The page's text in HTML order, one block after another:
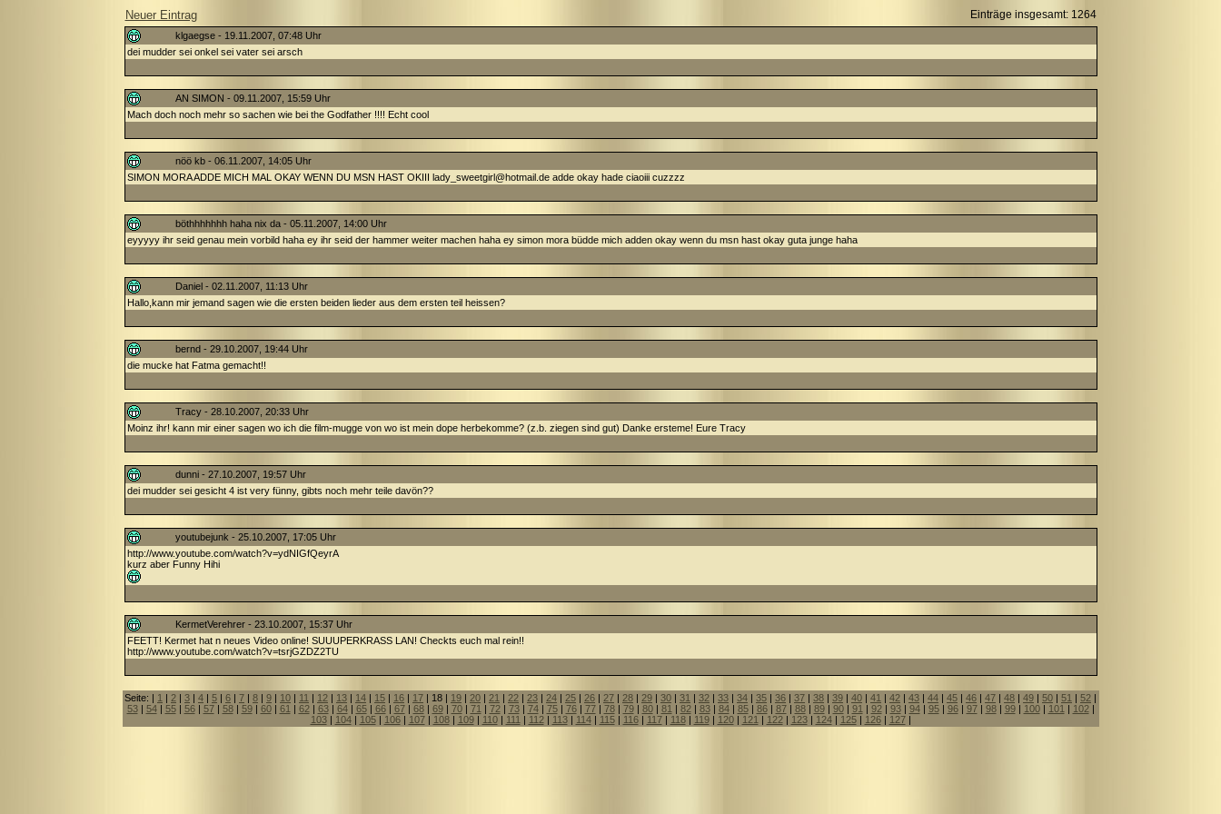
Neuer Eintrag Einträge insgesamt: 1264
klgaegse - 19.11.2007, 07:48 Uhr
dei mudder sei onkel sei vater sei arsch
AN SIMON - 09.11.2007, 15:59 Uhr
Mach doch noch mehr so sachen wie bei the Godfather !!!! Echt cool
nöö kb - 06.11.2007, 14:05 Uhr
SIMON MORA ADDE MICH MAL OKAY WENN DU MSN HAST OKIII lady_sweetgirl@hotmail.de adde okay hade ciaoiii cuzzzz
böthhhhhhh haha nix da - 05.11.2007, 14:00 Uhr
eyyyyy ihr seid genau mein vorbild haha ey ihr seid der hammer weiter machen haha ey simon mora büdde mich adden okay wenn du msn hast okay guta junge haha
Daniel - 02.11.2007, 11:13 Uhr
Hallo,kann mir jemand sagen wie die ersten beiden lieder aus dem ersten teil heissen?
bernd - 29.10.2007, 19:44 Uhr
die mucke hat Fatma gemacht!!
Tracy - 28.10.2007, 20:33 Uhr
Moinz ihr! kann mir einer sagen wo ich die film-mugge von wo ist mein dope herbekomme? (z.b. ziegen sind gut) Danke ersteme! Eure Tracy
dunni - 27.10.2007, 19:57 Uhr
dei mudder sei gesicht 4 ist very fünny, gibts noch mehr teile davön??
youtubejunk - 25.10.2007, 17:05 Uhr
http://www.youtube.com/watch?v=ydNIGfQeyrA
kurz aber Funny Hihi
KermetVerehrer - 23.10.2007, 15:37 Uhr
FEETT! Kermet hat n neues Video online! SUUUPERKRASS LAN! Checkts euch mal rein!!
http://www.youtube.com/watch?v=tsrjGZDZ2TU
Seite: | 1 | 2 | 3 | 4 | 5 | 6 | 7 | 8 | 9 | 10 | 11 | 12 | 13 | 14 | 15 | 16 | 17 | 18 | 19 | 20 | 21 | 22 | 23 | 24 | 25 | 26 | 27 | 28 | 29 | 30 | 31 | 32 | 33 | 34 | 35 | 36 | 37 | 38 | 39 | 40 | 41 | 42 | 43 | 44 | 45 | 46 | 47 | 48 | 49 | 50 | 51 | 52 |
53| 54| 55| 56| 57| 58| 59| 60| 61 | 62| 63| 64| 65| 66| 67| 68| 69| 70| 71 | 72| 73| 74| 75| 76| 77| 78| 79| 80| 81 | 82| 83| 84| 85| 86| 87| 88| 89| 90| 91 | 92| 93| 94| 95| 96| 97| 98| 99| 100| 101 | 102|
103| 104| 105| 106| 107| 108| 109| 110| 111 | 112| 113| 114| 115| 116| 117| 118| 119| 120| 121 | 122| 123| 124| 125| 126| 127|